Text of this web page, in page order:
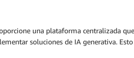
una plataforma centralizada
soluciones de IA generativa.